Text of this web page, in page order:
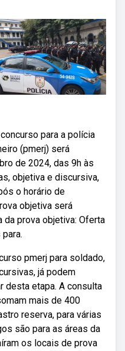
para a polícia
(pmerj) será
de 2024, das 9h às
objetiva e discursiva,
o horário de
objetiva será
prova objetiva: Oferta
pmerj para soldado,
já podem
desta etapa. A consulta
mais de 400
reserva, para várias
são para as áreas da
os locais de prova